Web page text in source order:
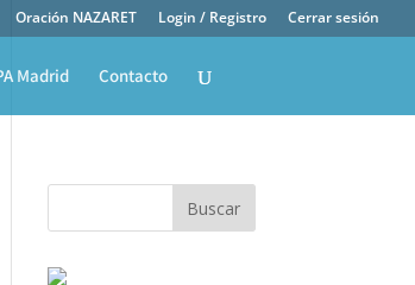
Oración NAZARET Login / Registro Cerrar sesión
Madrid Contacto